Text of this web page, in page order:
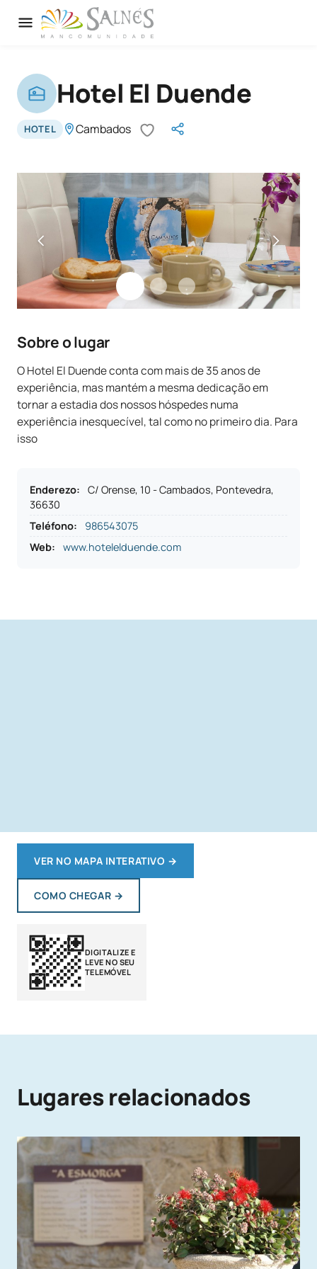
Hotel El Duende
HOTEL Cambados
Sobre o lugar
O Hotel El Duende conta com mais de 35 anos de
experiência, mas mantém a mesma dedicação em
tornar a estadia dos nossos hóspedes numa
experiência inesquecível, tal como no primeiro dia. Para
isso
Enderezo:
C/ Orense, 10 - Cambados, Pontevedra,
36630
Teléfono:
986543075
Web:
www.hotelelduende.com
VER NO MAPA INTERATIVO →
COMO CHEGAR →
DIGITALIZE E
LEVE NO SEU
TELEMÓVEL
Lugares relacionados